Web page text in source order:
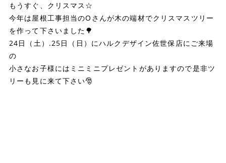
もうすぐ、クリスマス☆
今年は屋根工事担当のOさんが木の端材でクリスマスツリー
を作って下さいました🌳
24日（土）.25日（日）にハルクデザイン佐世保店にご来場
の
小さなお子様にはミニミニプレゼントがありますので是非ツ
リーも見に来て下さい🎅